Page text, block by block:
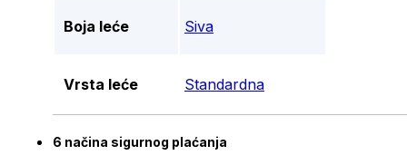
Boja leće Siva
Vrsta leće Standardna
6 načina sigurnog plaćanja